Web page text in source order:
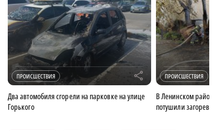
ПРОИСШЕСТВИЯ r
Два автомобиля сгорели на парковке на улице
Горького
ПРОИСШЕСТВИЯ
В Ленинском
потушили